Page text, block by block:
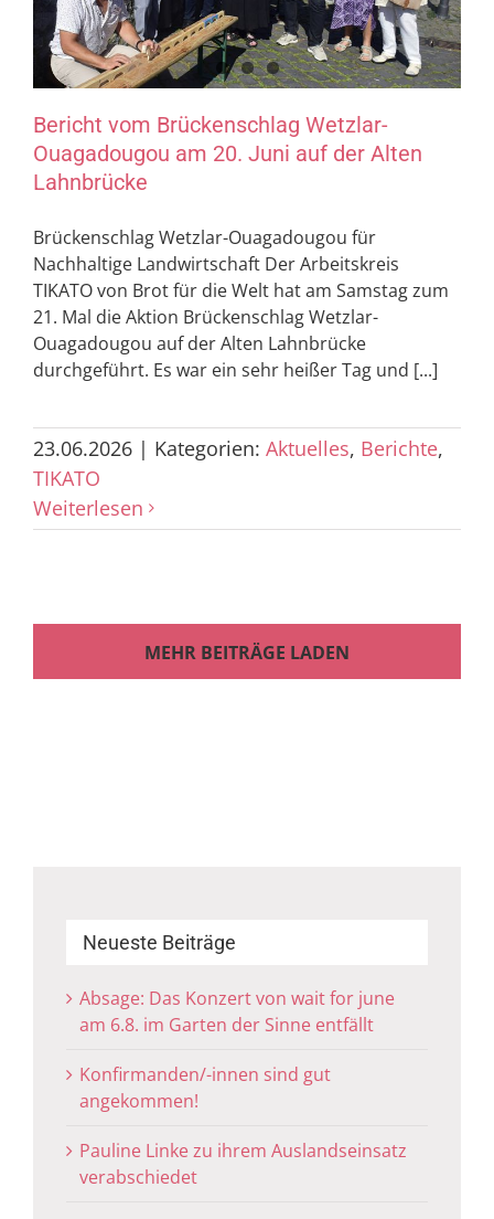
Bericht vom Brückenschlag Wetzlar-
Ouagadougou am 20. Juni auf der Alten
Lahnbrücke
Brückenschlag Wetzlar-Ouagadougou für
Nachhaltige Landwirtschaft Der Arbeitskreis
TIKATO von Brot für die Welt hat am Samstag zum
21. Mal die Aktion Brückenschlag Wetzlar-
Ouagadougou auf der Alten Lahnbrücke
durchgeführt. Es war ein sehr heißer Tag und [...]
23.06.2026 | Kategorien: Aktuelles, Berichte,
TIKATO
Weiterlesen
MEHR BEITRÄGE LADEN
Neueste Beiträge
Absage: Das Konzert von wait for june
am 6.8. im Garten der Sinne entfällt
Konfirmanden/-innen sind gut
angekommen!
Pauline Linke zu ihrem Auslandseinsatz
verabschiedet